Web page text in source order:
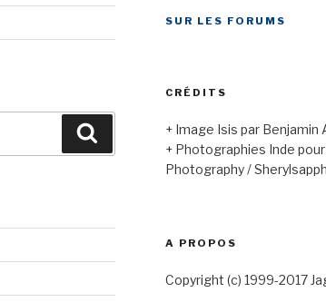
Recherche
SUR LES FORUMS
CRÉDITS
+ Image Isis par Benjamin
+ Photographies Inde
Photography /
A PROPOS
Copyright (c) 1999-2017